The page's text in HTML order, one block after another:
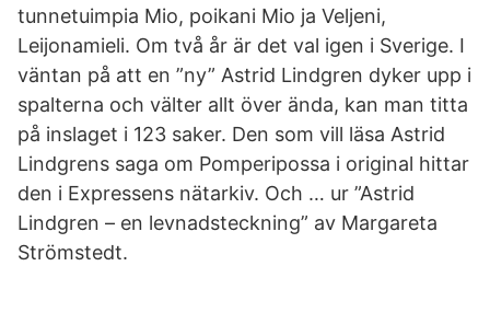
tunnetuimpia Mio, poikani Mio ja Veljeni,
Leijonamieli. Om två år är det val igen i Sverige. I
väntan på att en ”ny” Astrid Lindgren dyker upp i
spalterna och välter allt över ända, kan man titta
på inslaget i 123 saker. Den som vill läsa Astrid
Lindgrens saga om Pomperipossa i original hittar
den i Expressens nätarkiv. Och … ur ”Astrid
Lindgren – en levnadsteckning” av Margareta
Strömstedt.